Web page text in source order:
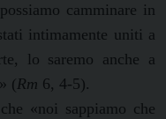
camminare in
intimamente uniti a
lo saremo anche a
( Rm 6, 4-5).
«noi sappiamo che